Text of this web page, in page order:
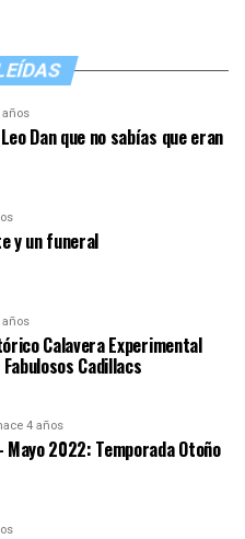
años
Dan que no sabías que eran
y un funeral
años
Calavera Experimental
Cadillacs
4 años
Mayo 2022: Temporada Otoño